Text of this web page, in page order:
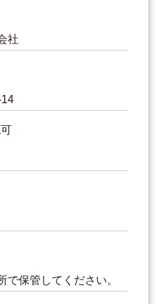
社
で保管してください。